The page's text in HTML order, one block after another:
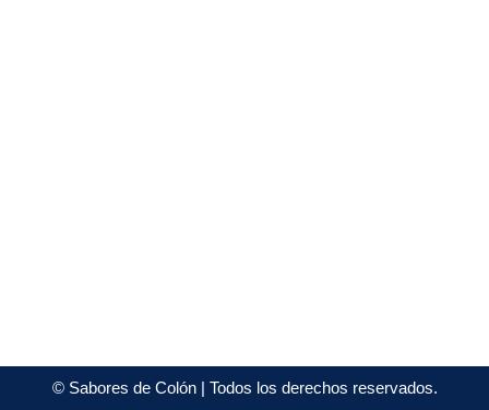
©Sabores de Colón| Todos los derechos reservados.